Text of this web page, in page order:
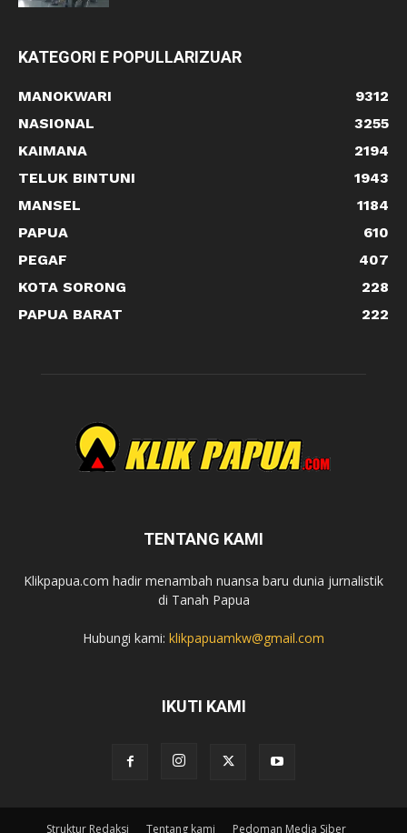
KATEGORI E POPULLARIZUAR
MANOKWARI
9312
NASIONAL
3255
KAIMANA
2194
TELUK BINTUNI
1943
MANSEL
1184
PAPUA
610
PEGAF
407
KOTA SORONG
228
PAPUA BARAT
222
TENTANG KAMI
Klikpapua.com hadir menambah nuansa baru dunia jurnalistik
di Tanah Papua
Hubungi kami: klikpapuamkw@gmail.com
IKUTI KAMI
Struktur Redaksi Tentang kami Pedoman Media Siber